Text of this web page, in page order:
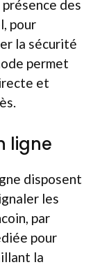
des
pour
la sécurité
permet
et
ligne
disposent
les
par
pour
la